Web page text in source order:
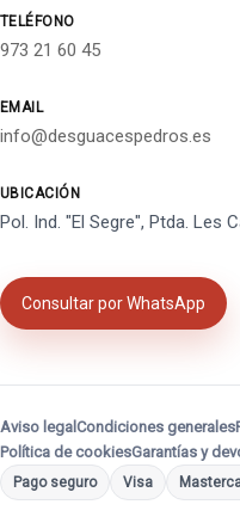
TELÉFONO
973 21 60 45
EMAIL
info@desguacespedros.es
UBICACIÓN
Pol. Ind. "El Segre", Ptda. Les
Consultar por WhatsApp
Aviso legal Condiciones generales
Política de cookiesGarantías y
Pago seguro Visa